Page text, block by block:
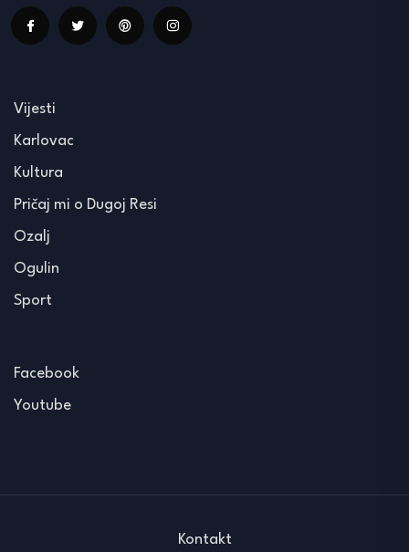
Vijesti
Karlovac
Kultura
Pričaj mi o Dugoj Resi
Ozalj
Ogulin
Sport
Facebook
Youtube
Kontakt